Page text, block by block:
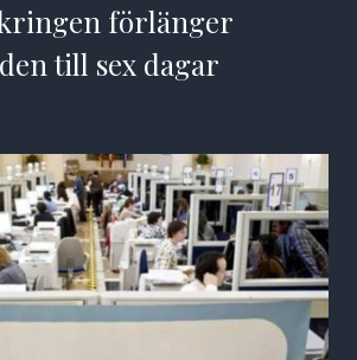
förlänger
till sex dagar